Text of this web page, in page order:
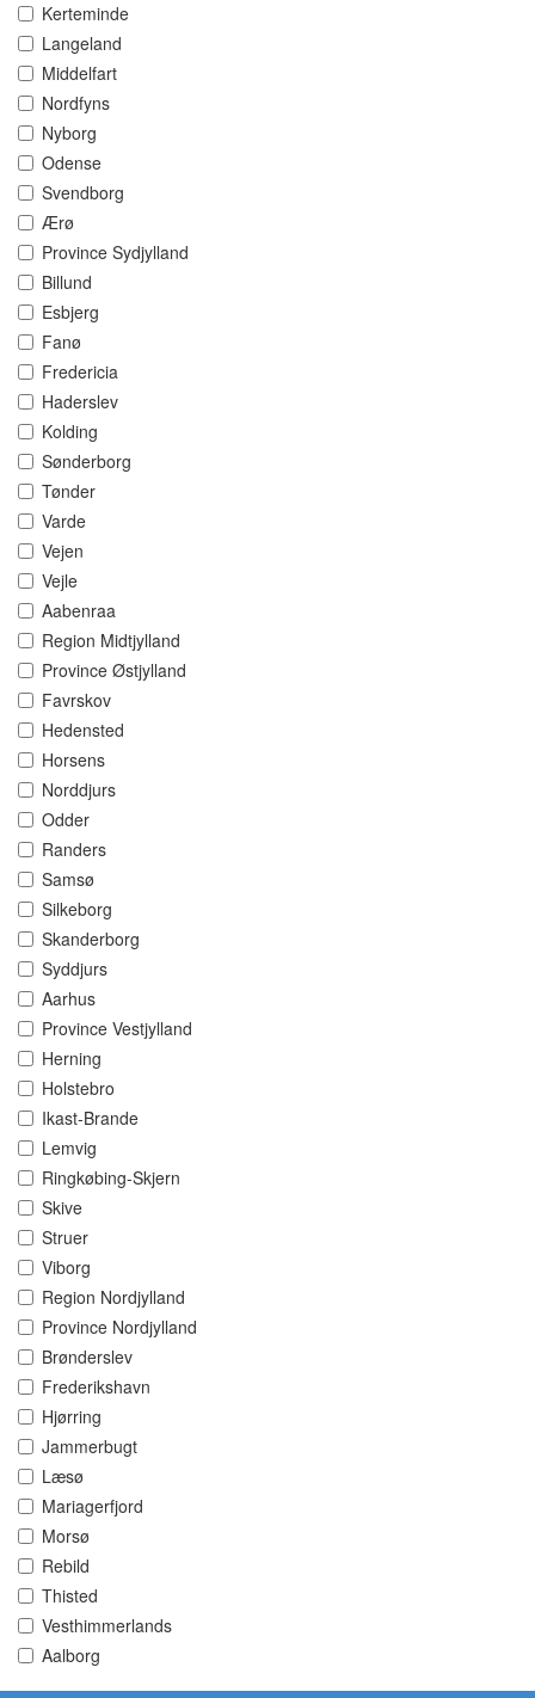
Kerteminde
Langeland
Middelfart
Nordfyns
Nyborg
Odense
Svendborg
Ærø
Province Sydjylland
Billund
Esbjerg
Fanø
Fredericia
Haderslev
Kolding
Sønderborg
Tønder
Varde
Vejen
Vejle
Aabenraa
Region Midtjylland
Province Østjylland
Favrskov
Hedensted
Horsens
Norddjurs
Odder
Randers
Samsø
Silkeborg
Skanderborg
Syddjurs
Aarhus
Province Vestjylland
Herning
Holstebro
Ikast-Brande
Lemvig
Ringkøbing-Skjern
Skive
Struer
Viborg
Region Nordjylland
Province Nordjylland
Brønderslev
Frederikshavn
Hjørring
Jammerbugt
Læsø
Mariagerfjord
Morsø
Rebild
Thisted
Vesthimmerlands
Aalborg